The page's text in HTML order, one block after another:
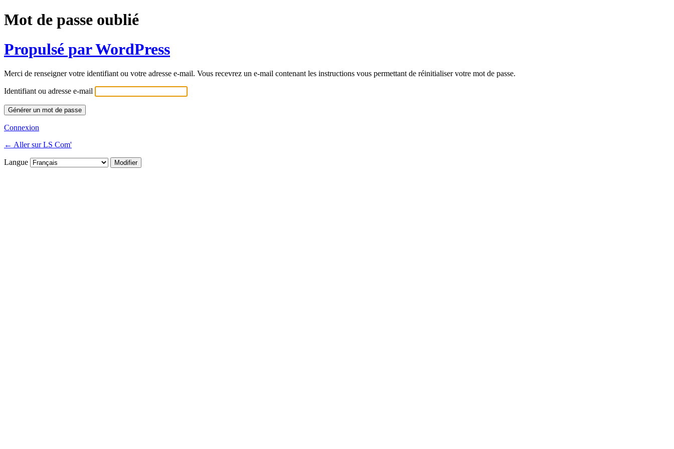
Mot de passe oublié
Propulsé par WordPress
Merci de renseigner votre identifiant ou votre adresse e-mail. Vous recevrez un e-mail contenant les instructions vous permettant de réinitialiser votre mot de passe.
Identifiant ou adresse e-mail
Connexion
← Aller sur LS Com'
Langue